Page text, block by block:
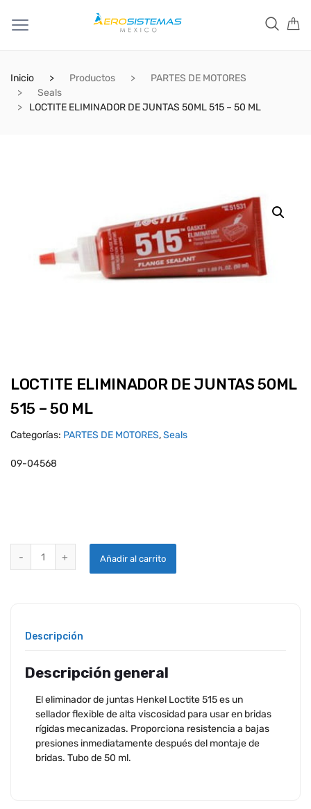
Inicio Productos
PARTES DE MOTORES
Seals
LOCTITE ELIMINADOR DE JUNTAS 50ML 515 – 50 ML
LOCTITE ELIMINADOR DE JUNTAS 50ML
515 – 50 ML
Categorías: PARTES DE MOTORES,Seals
09-04568
LOCTITE ELIMINADOR DE JUNTAS 50ML 515 - 50 ML quantity
Añadir al carrito
Descripción
Descripción general
El eliminador de juntas Henkel Loctite 515 es un
sellador flexible de alta viscosidad para usar en bridas
rígidas mecanizadas. Proporciona resistencia a bajas
presiones inmediatamente después del montaje de
bridas. Tubo de 50 ml.